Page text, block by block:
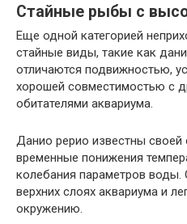
Стайные рыбы с
Еще одной категорией
стайные виды, такие как
отличаются подвижностью,
хорошей совместимостью с
обитателями аквариума.
Данио рерио известны
временные понижения
колебания параметров воды.
верхних слоях аквариума и
окружению.